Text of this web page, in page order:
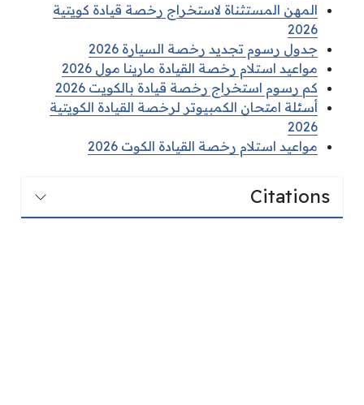
المهن المستثناة لاستخراج رخصة قيادة كويتية
2026
جدول رسوم تجديد رخصة السيارة 2026
مواعيد استلام رخصة القيادة مارينا مول 2026
كم رسوم استخراج رخصة قيادة بالكويت 2026
أسئلة امتحان الكمبيوتر لرخصة القيادة الكويتية
2026
مواعيد استلام رخصة القيادة الكوت 2026
Citations